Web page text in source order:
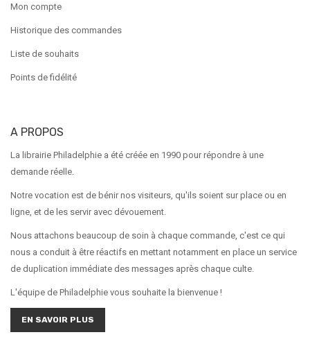
Mon compte
Historique des commandes
Liste de souhaits
Points de fidélité
A PROPOS
La librairie Philadelphie a été créée en 1990 pour répondre à une
demande réelle.
Notre vocation est de bénir nos visiteurs, qu'ils soient sur place ou en
ligne, et de les servir avec dévouement.
Nous attachons beaucoup de soin à chaque commande, c'est ce qui
nous a conduit à être réactifs en mettant notamment en place un service
de duplication immédiate des messages après chaque culte.
L'équipe de Philadelphie vous souhaite la bienvenue !
EN SAVOIR PLUS